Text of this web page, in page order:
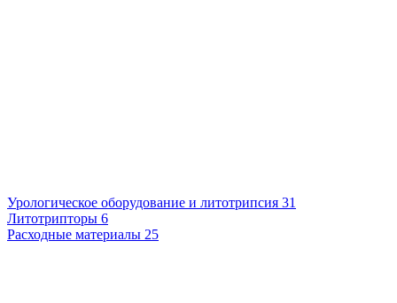
Урологическое оборудование и литотрипсия 31
Литотрипторы 6
Расходные материалы 25